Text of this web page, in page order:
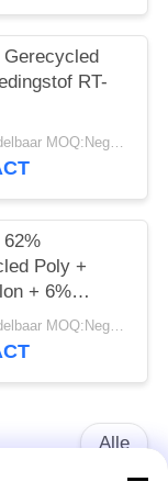
RT-
Onderhandelbaar MOQ:Negotiable
62%
Poly +
+ 6%
Gerecyclede
RT-
Onderhandelbaar MOQ:Negotiable
Alle